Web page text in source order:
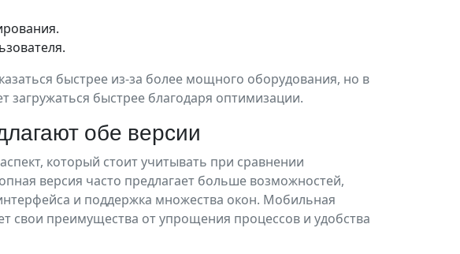
быстрее из-за более мощного оборудования, но в
загружаться быстрее благодаря оптимизации.
обе версии
который стоит учитывать при сравнении
версия часто предлагает больше возможностей,
и поддержка множества окон. Мобильная
свои преимущества от упрощения процессов и удобства